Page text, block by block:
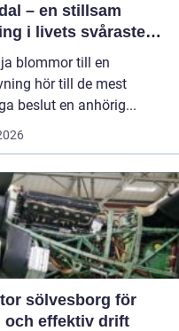
– en stillsam
i livets svåraste
blommor till en
hör till de mest
beslut en anhörig...
sölvesborg för
och effektiv drift